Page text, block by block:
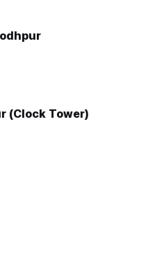
(Clock Tower)